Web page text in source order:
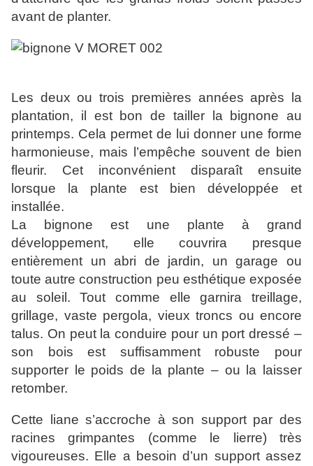
avant de planter.
Les deux ou trois premières années après la
plantation, il est bon de tailler la bignone au
printemps. Cela permet de lui donner une forme
harmonieuse, mais l’empêche souvent de bien
fleurir. Cet inconvénient disparaît ensuite
lorsque la plante est bien développée et
installée.
La bignone est une plante à grand
développement, elle couvrira presque
entièrement un abri de jardin, un garage ou
toute autre construction peu esthétique exposée
au soleil. Tout comme elle garnira treillage,
grillage, vaste pergola, vieux troncs ou encore
talus. On peut la conduire pour un port dressé –
son bois est suffisamment robuste pour
supporter le poids de la plante – ou la laisser
retomber.
Cette liane s’accroche à son support par des
racines grimpantes (comme le lierre) très
vigoureuses. Elle a besoin d’un support assez